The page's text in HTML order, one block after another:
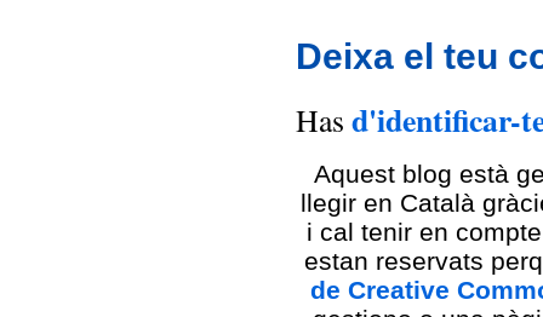
Deixa el teu
Has d'identificar-
Aquest blog està
llegir en Català
i cal tenir en
estan reservats
de Creative